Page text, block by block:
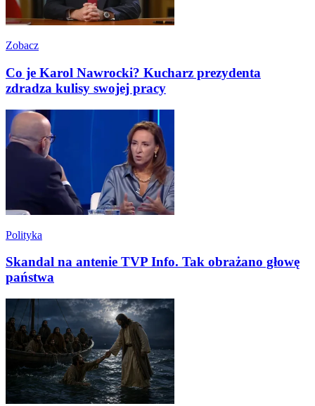
Zobacz
Co je Karol Nawrocki? Kucharz prezydenta
zdradza kulisy swojej pracy
Polityka
Skandal na antenie TVP Info. Tak obrażano głowę
państwa